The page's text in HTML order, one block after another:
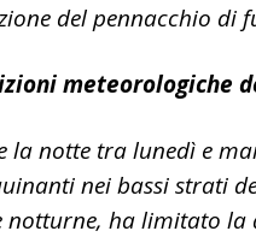
del pennacchio di
meteorologiche
la notte tra lunedì e
nei bassi strati
notturne, ha limitato la